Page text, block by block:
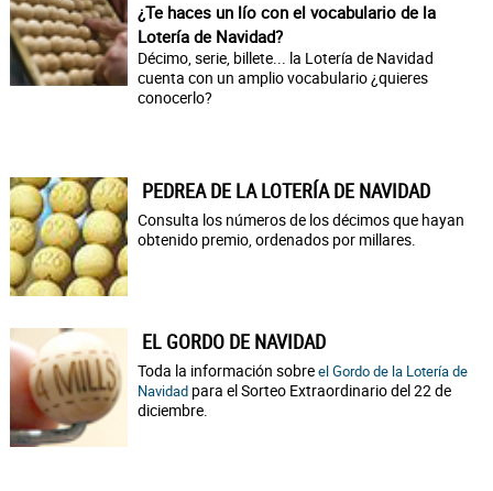
¿Te haces un lío con el vocabulario de la
Lotería de Navidad?
Décimo, serie, billete... la Lotería de Navidad
cuenta con un amplio vocabulario ¿quieres
conocerlo?
PEDREA DE LA LOTERÍA DE NAVIDAD
Consulta los números de los décimos que hayan
obtenido premio, ordenados por millares.
EL GORDO DE NAVIDAD
Toda la información sobreel Gordo de la Lotería de
Navidad para el Sorteo Extraordinario del 22 de
diciembre.